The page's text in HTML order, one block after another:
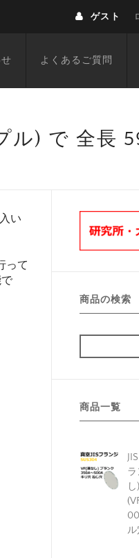
ゲスト
よくあるご質問
ル) で 全長
い
って
商品の検索
商品一覧